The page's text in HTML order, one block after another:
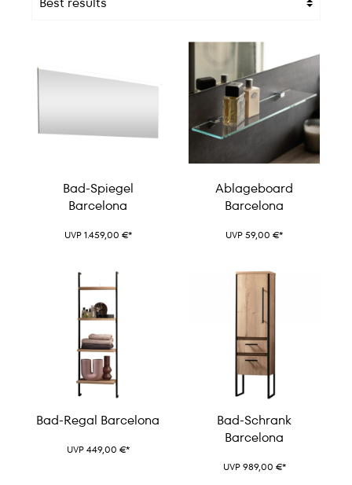
Bad-Spiegel
Barcelona
UVP 1.459,00 €*
Ablageboard
Barcelona
UVP 59,00 €*
Bad-Regal Barcelona
UVP 449,00 €*
Bad-Schrank
Barcelona
UVP 989,00 €*